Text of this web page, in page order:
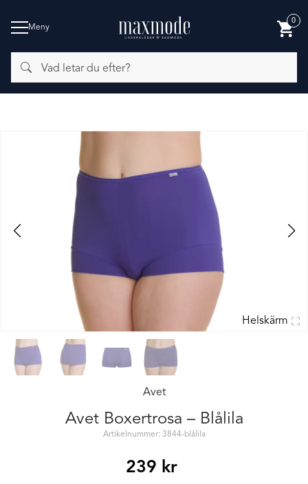
Meny
letar
du
efter?
0
BADMODE
Helskärm
Avet
Avet Boxertrosa – Blålila
Artikelnummer: 3844-blålila
239 kr